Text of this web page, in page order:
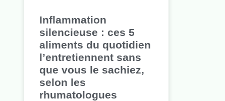
Inflammation
silencieuse : ces 5
aliments du quotidien
l’entretiennent sans
que vous le sachiez,
selon les
rhumatologues